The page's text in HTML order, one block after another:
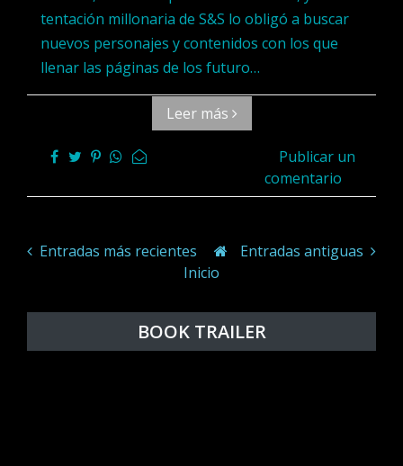
tentación millonaria de S&S lo obligó a buscar
nuevos personajes y contenidos con los que
llenar las páginas de los futuro…
Leer más
Publicar un
comentario
Entradas más recientes
Entradas antiguas
Inicio
BOOK TRAILER